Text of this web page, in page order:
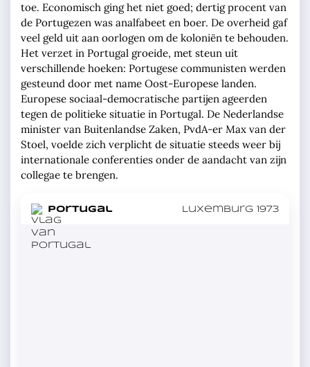
toe. Economisch ging het niet goed; dertig procent van
de Portugezen was analfabeet en boer. De overheid gaf
veel geld uit aan oorlogen om de koloniën te behouden.
Het verzet in Portugal groeide, met steun uit
verschillende hoeken: Portugese communisten werden
gesteund door met name Oost-Europese landen.
Europese sociaal-democratische partijen ageerden
tegen de politieke situatie in Portugal. De Nederlandse
minister van Buitenlandse Zaken, PvdA-er Max van der
Stoel, voelde zich verplicht de situatie steeds weer bij
internationale conferenties onder de aandacht van zijn
collegae te brengen.
Portugal
in Luxemburg 1973